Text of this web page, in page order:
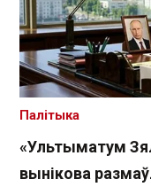
«Ультыматум
вынікова
Палітыка